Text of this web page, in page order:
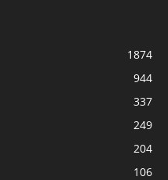
1874
944
337
249
204
106